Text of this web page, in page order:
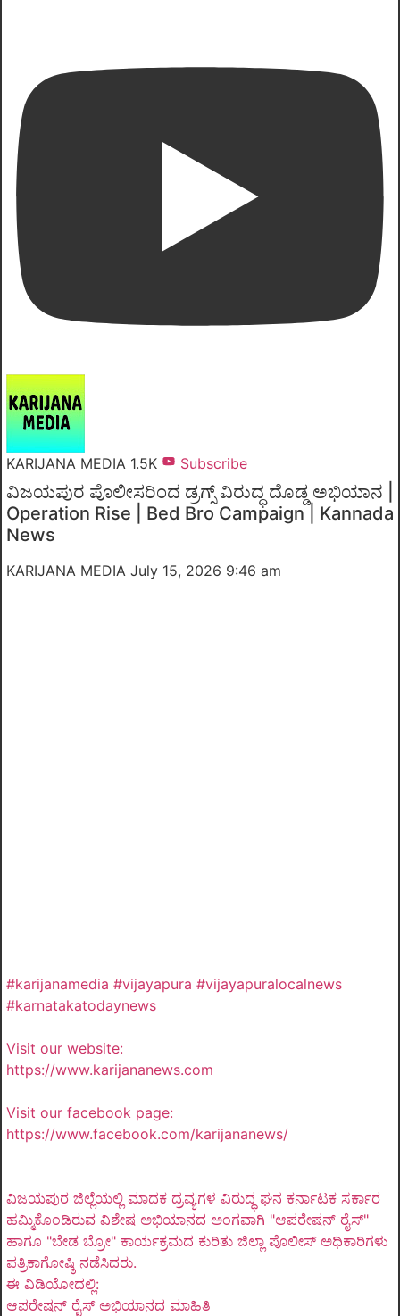
KARIJANA MEDIA 1.5K Subscribe
ವಿಜಯಪುರ ಪೊಲೀಸರಿಂದ ಡ್ರಗ್ಸ್ ವಿರುದ್ಧ ದೊಡ್ಡ ಅಭಿಯಾನ |
Operation Rise | Bed Bro Campaign | Kannada
News
KARIJANA MEDIA July 15, 2026 9:46 am
#karijanamedia #vijayapura #vijayapuralocalnews
#karnatakatodaynews
Visit our website:
https://www.karijananews.com
Visit our facebook page:
https://www.facebook.com/karijananews/
ವಿಜಯಪುರ ಜಿಲ್ಲೆಯಲ್ಲಿ ಮಾದಕ ದ್ರವ್ಯಗಳ ವಿರುದ್ಧ ಘನ ಕರ್ನಾಟಕ ಸರ್ಕಾರ
ಹಮ್ಮಿಕೊಂಡಿರುವ ವಿಶೇಷ ಅಭಿಯಾನದ ಅಂಗವಾಗಿ "ಆಪರೇಷನ್ ರೈಸ್"
ಹಾಗೂ "ಬೇಡ ಬ್ರೋ" ಕಾರ್ಯಕ್ರಮದ ಕುರಿತು ಜಿಲ್ಲಾ ಪೊಲೀಸ್ ಅಧಿಕಾರಿಗಳು
ಪತ್ರಿಕಾಗೋಷ್ಠಿ ನಡೆಸಿದರು.
ಈ ವಿಡಿಯೋದಲ್ಲಿ:
ಆಪರೇಷನ್ ರೈಸ್ ಅಭಿಯಾನದ ಮಾಹಿತಿ